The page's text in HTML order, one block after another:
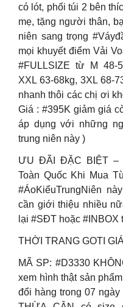
có lót, phối túi 2 bên
mẹ, tặng người thân,
niên sang trọng
mọi khuyết điểm Vải
#FULLSIZE từ M 48-
XXL 63-68kg, 3XL 68-
nhanh thôi các chị ơi
Giá : #395K giảm giá
áp dụng với những
trung niên này )
ƯU ĐÃI ĐẶC BIỆT –
Toàn Quốc Khi Mua
#ÁoKiểuTrungNiên
cần giới thiệu nhiều
lại #SĐT hoặc #INBOX
THỜI TRANG GOTI
MÃ SP: #D3330
xem hình thật sản
đổi hàng trong 07